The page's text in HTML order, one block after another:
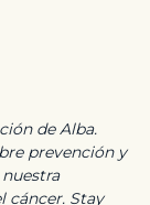
de Alba.
prevención y
cáncer. Stay